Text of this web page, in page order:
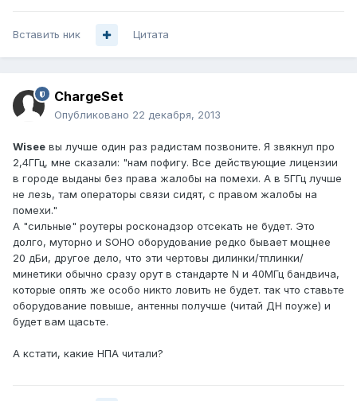
Вставить ник Цитата
ChargeSet
Опубликовано 22 декабря, 2013
Wisee вы лучше один раз радистам позвоните. Я звякнул про
2,4ГГц, мне сказали: "нам пофигу. Все действующие лицензии
в городе выданы без права жалобы на помехи. А в 5ГГц лучше
не лезь, там операторы связи сидят, с правом жалобы на
помехи."
А "сильные" роутеры росконадзор отсекать не будет. Это
долго, муторно и SOHO оборудование редко бывает мощнее
20 дБи, другое дело, что эти чертовы дилинки/тплинки/
минетики обычно сразу орут в стандарте N и 40МГц бандвича,
которые опять же особо никто ловить не будет. так что ставьте
оборудование повыше, антенны получше (читай ДН поуже) и
будет вам щасьте.
А кстати, какие НПА читали?